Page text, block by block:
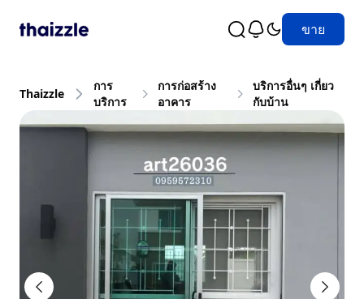
ขาย
Thaizzle
การ
บริการ
การก่อสร้าง
อาคาร
บริการอื่นๆ เกี่ยว
กับบ้าน